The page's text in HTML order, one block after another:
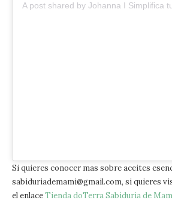
Si quieres conocer mas sobre aceites
sabiduriademami@gmail.com, si quieres
el enlaceTienda doTerra Sabiduria de